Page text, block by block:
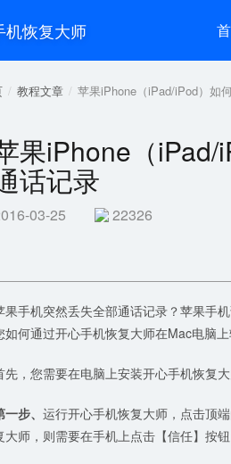
机恢复大师
教程文章 苹果iPhone（iPad/iPod）如
果iPhone（iPad/
话记录
03-25 22326
果手机突然丢失全部通话记录？苹果手
如何通过开心手机恢复大师在Mac电脑
先，您需要在电脑上安装开心手机恢复大
一步、 运行开心手机恢复大师，点击顶
大师，则需要在手机上点击【信任】按